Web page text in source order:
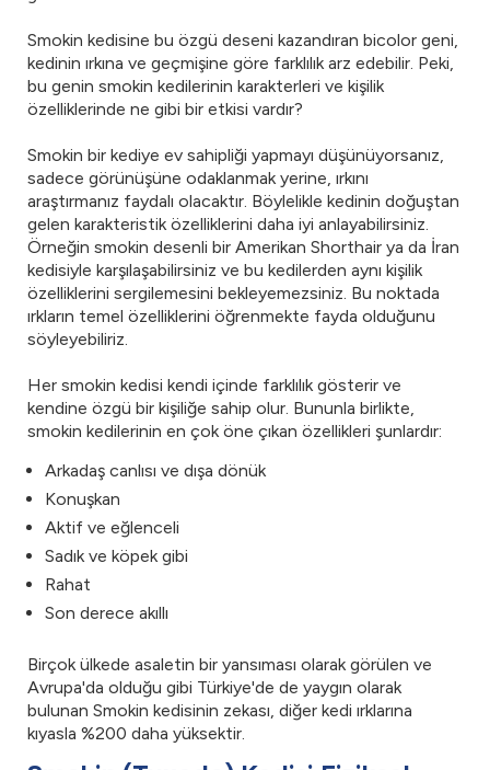
Smokin kedisine bu özgü deseni kazandıran bicolor geni,
kedinin ırkına ve geçmişine göre farklılık arz edebilir. Peki,
bu genin smokin kedilerinin karakterleri ve kişilik
özelliklerinde ne gibi bir etkisi vardır?
Smokin bir kediye ev sahipliği yapmayı düşünüyorsanız,
sadece görünüşüne odaklanmak yerine, ırkını
araştırmanız faydalı olacaktır. Böylelikle kedinin doğuştan
gelen karakteristik özelliklerini daha iyi anlayabilirsiniz.
Örneğin smokin desenli bir Amerikan Shorthair ya da İran
kedisiyle karşılaşabilirsiniz ve bu kedilerden aynı kişilik
özelliklerini sergilemesini bekleyemezsiniz. Bu noktada
ırkların temel özelliklerini öğrenmekte fayda olduğunu
söyleyebiliriz.
Her smokin kedisi kendi içinde farklılık gösterir ve
kendine özgü bir kişiliğe sahip olur. Bununla birlikte,
smokin kedilerinin en çok öne çıkan özellikleri şunlardır:
Arkadaş canlısı ve dışa dönük
Konuşkan
Aktif ve eğlenceli
Sadık ve köpek gibi
Rahat
Son derece akıllı
Birçok ülkede asaletin bir yansıması olarak görülen ve
Avrupa'da olduğu gibi Türkiye'de de yaygın olarak
bulunan Smokin kedisinin zekası, diğer kedi ırklarına
kıyasla %200 daha yüksektir.